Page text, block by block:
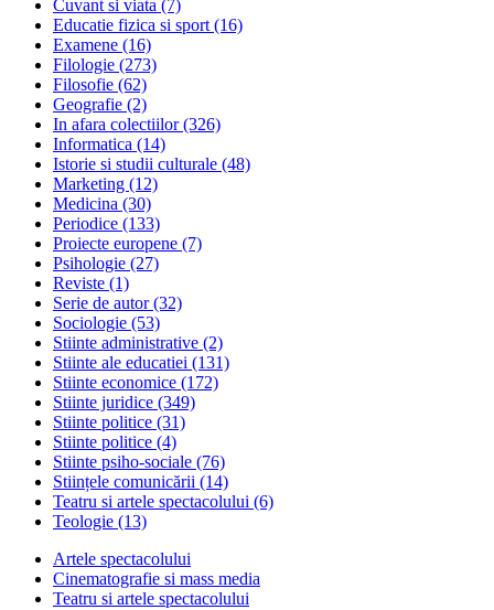
Cuvant si viata (7)
Educatie fizica si sport (16)
Examene (16)
Filologie (273)
Filosofie (62)
Geografie (2)
In afara colectiilor(326)
Informatica (14)
Istorie si studii culturale (48)
Marketing (12)
Medicina (30)
Periodice (133)
Proiecte europene (7)
Psihologie (27)
Reviste (1)
Serie de autor(32)
Sociologie (53)
Stiinte administrative (2)
Stiinte ale educatiei (131)
Stiinte economice (172)
Stiinte juridice (349)
Stiinte politice (31)
Stiinte politice (4)
Stiinte psiho-sociale (76)
Stiințele comunicării (14)
Teatru si artele spectacolului (6)
Teologie (13)
Artele spectacolului
Cinematografie si mass media
Teatru si artele spectacolului